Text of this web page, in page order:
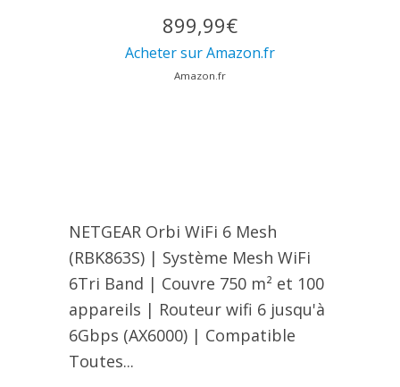
899,99€
Acheter sur Amazon.fr
Amazon.fr
NETGEAR Orbi WiFi 6 Mesh
(RBK863S) | Système Mesh WiFi
6Tri Band | Couvre 750 m² et 100
appareils | Routeur wifi 6 jusqu'à
6Gbps (AX6000) | Compatible
Toutes...